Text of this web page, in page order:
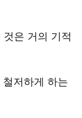
은 거의 기적
저하게 하는